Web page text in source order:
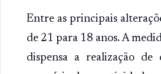
Entre as principais
de 21 para 18 anos. A
dispensa a realização